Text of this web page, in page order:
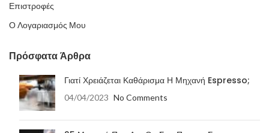
Επιστροφές
Ο Λογαριασμός Μου
Πρόσφατα Άρθρα
Γιατί Χρειάζεται Καθάρισμα Η Μηχανή Espresso;
04/04/2023 No Comments